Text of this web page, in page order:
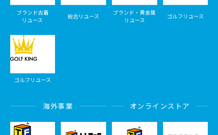
ブランド古着
リユース
総合リユース
ブランド・貴金属
リユース
ゴルフリユース
ゴルフリユース
海外事業 オンラインストア